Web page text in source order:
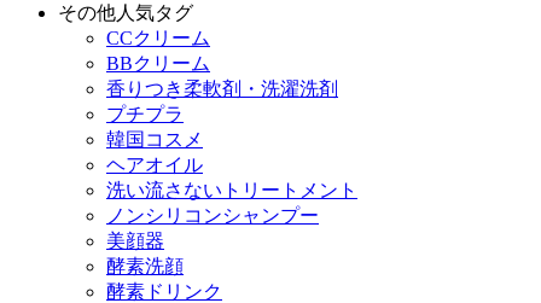
その他人気タグ
CCクリーム
BBクリーム
香りつき柔軟剤・洗濯洗剤
プチプラ
韓国コスメ
ヘアオイル
洗い流さないトリートメント
ノンシリコンシャンプー
美顔器
酵素洗顔
酵素ドリンク